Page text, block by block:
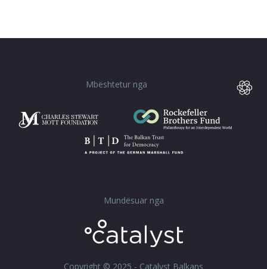
Mbështetur nga
Mundësuar nga
Copyright © 2025 - Catalyst Balkans